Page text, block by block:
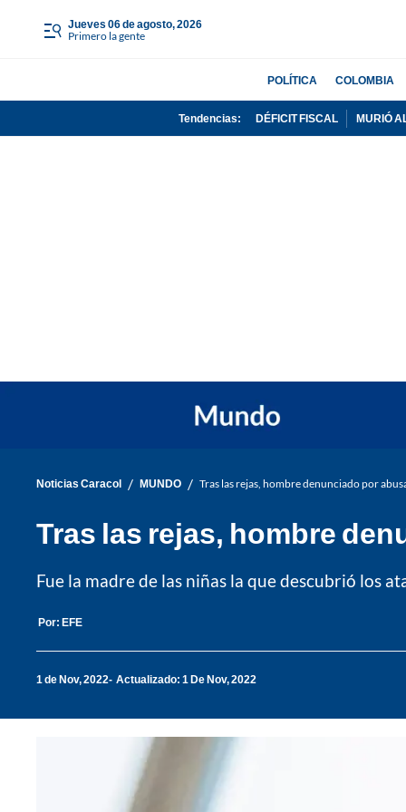
jueves 06 de agosto, 2026
Primero la gente
POLÍTICA COLOMBIA
Tendencias: DÉFICIT FISCAL MURIÓ
Noticias Caracol / MUNDO / Tras las rejas, hombre denunciado por
Tras las rejas, hombre
Fue la madre de las niñas la que descubrió los
Por: EFE
1 de Nov, 2022 Actualizado: 1 De Nov, 2022